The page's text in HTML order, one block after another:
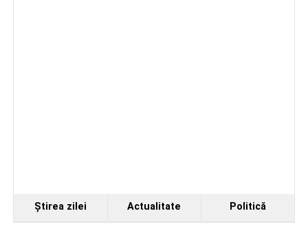
Ştirea zilei Actualitate Politică